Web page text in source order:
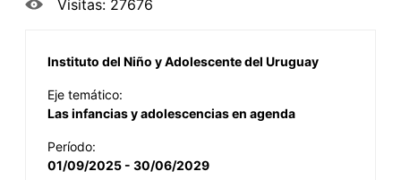
Visitas: 27676
Instituto del Niño y Adolescente del Uruguay
Eje temático:
Las infancias y adolescencias en agenda
Período:
01/09/2025 - 30/06/2029